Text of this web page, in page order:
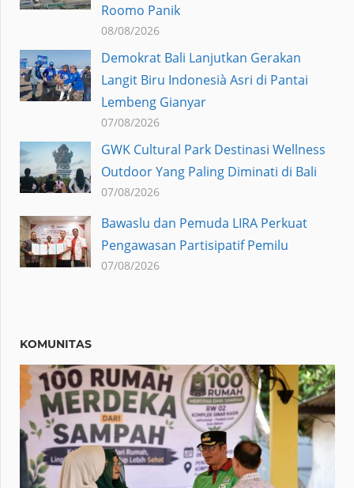
Roomo Panik
08/08/2026
Demokrat Bali Lanjutkan Gerakan
Langit Biru Indonesià Asri di Pantai
Lembeng Gianyar
07/08/2026
GWK Cultural Park Destinasi Wellness
Outdoor Yang Paling Diminati di Bali
07/08/2026
Bawaslu dan Pemuda LIRA Perkuat
Pengawasan Partisipatif Pemilu
07/08/2026
KOMUNITAS